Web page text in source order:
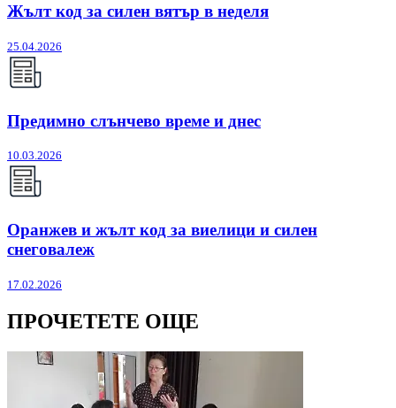
Жълт код за силен вятър в неделя
25.04.2026
Предимно слънчево време и днес
10.03.2026
Оранжев и жълт код за виелици и силен
снеговалеж
17.02.2026
ПРОЧЕТЕТЕ ОЩЕ